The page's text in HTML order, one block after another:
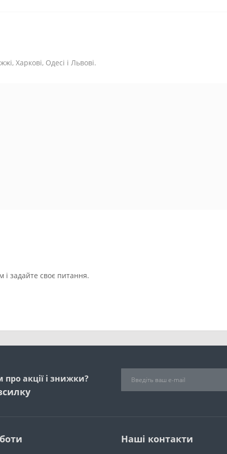
Харкові, Одесі і Львові.
задайте своє питання.
акції і знижки?
Наші контакти